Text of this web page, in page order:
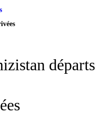
départs